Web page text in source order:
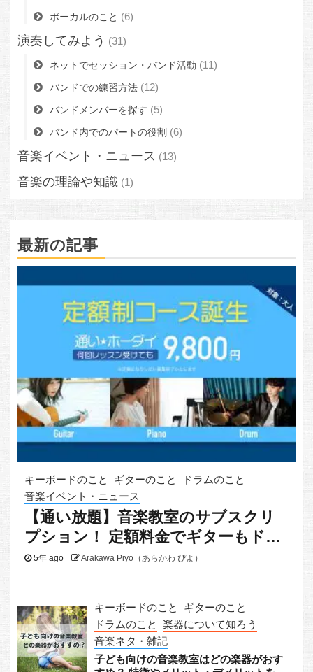
ボーカルのこと (6)
演奏してみよう (31)
ネットでセッション・バンド活動 (11)
バンドでの練習方法 (12)
バンドメンバーを探す (5)
バンド内でのパートの役割 (6)
音楽イベント・ニュース (13)
音楽の理論や知識 (1)
最新の記事
キーボードのこと ギターのこと
ドラムのこと
音楽イベント・ニュース
【通い放題】音楽教室のサブスクリ
プション！ 定額料金でギターもドラ
ムもピアノも
5年 ago Arakawa Piyo（あらかわ ぴよ）
キーボードのこと
ギターのこと
ドラムのこと
楽器について知ろう
音楽ネタ・雑記
子ども向けの音楽教室はどの楽器がおす